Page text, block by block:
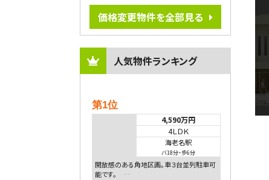
価格変更物件を全部見る
人気物件ランキング
第1位
4,590万円
4ＬＤＫ
海老名駅
バ18分・歩6分
開放感のある角地区画。車３台並列駐車可
能です。 …